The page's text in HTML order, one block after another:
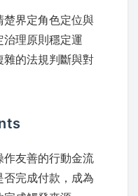
界定角色定位與
理原則穩定運
的法規判斷與對
友善的行動金流
否完成付款，成為